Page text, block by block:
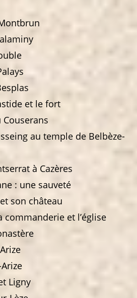
et le fort
au temple de Belbèze-
à Cazères
: une sauveté
son château
commanderie et l’église
Ligny